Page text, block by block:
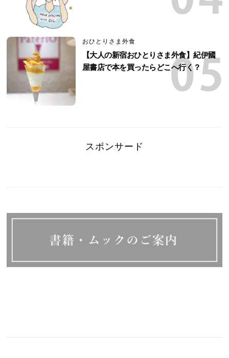
おひとりさま外食
【大人の新宿おひとりさま外食】紀伊國
屋書店で本を買ったらどこへ行く？
スポンサード